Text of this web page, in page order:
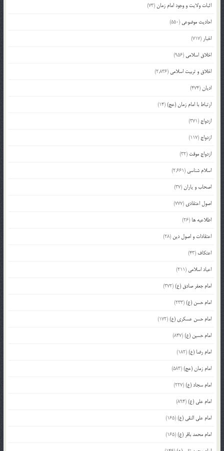
اثبات ولایت و وجود امام زمان(73)
احادیث موضوعی (550)
اخبار (717)
اخلاق اسلامی (956)
اخلاق و تربیت اسلامی (2,836)
ادیان(474)
ارتباط با امام زمان (عج)(14)
ازدواج (371)
ازدواج (117)
ازدواج موقت (32)
اسلام شناسی (2,661)
اصحاب و یاران(37)
اصول اعتقادی (777)
اطلاعیه ها (26)
اعتقادات و اصول دین (28)
اعتکاف (43)
اعیاد اسلامی (211)
امام جعفر صادق (ع)(372)
امام حسن (ع)(233)
امام حسن عسکری (ع)(172)
امام حسین (ع)(847)
امام رضا (ع)(182)
امام زمان (عج)(583)
امام سجاد (ع)(227)
امام علی (ع)(894)
امام علی النقی (ع)(165)
امام محمد باقر (ع)(165)